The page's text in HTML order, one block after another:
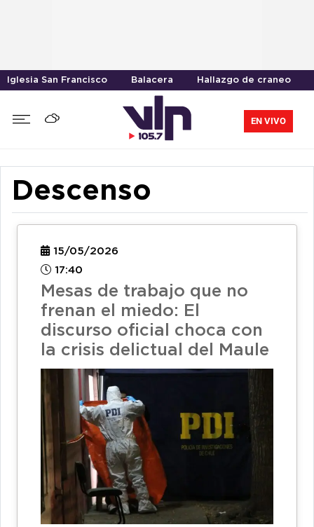
Iglesia San Francisco Balacera Hallazgo de craneo
EN VIVO
Descenso
15/05/2026
17:40
Mesas de trabajo que no
frenan el miedo: El
discurso oficial choca con
la crisis delictual del Maule